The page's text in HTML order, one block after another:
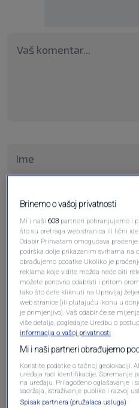
Pošalji
Brinemo o vašoj privatnosti
Mi i naši603 partneri pohranjujemo i
što su pretraga web stranica ili lični
Odabir Prihvatam omogućava
podrška dolje prikazanim svrhama na
obrađujemo podatke Ukoliko je
reklama koje vidite možda neće biti
možete ponovno odabrati i pritom
tako što ćete kliknuti na Upravljaj
web stranice [ili plutajuću ikonu u
je primjenjivo]. Vaš odabir će se
više detalja, pogledajte Uredbu o
informacija o vašoj privatnosti
Mi i naši partneri obrađujemo
Koristite podatke o tačnoj geolokaciji.
uređaja radi identifikacije. Spremanje
na uređaju. Prilagođeno oglašavanje i
sadržaja, istraživanje publike i razvoj
Spisak partnera (pružalaca usluga)